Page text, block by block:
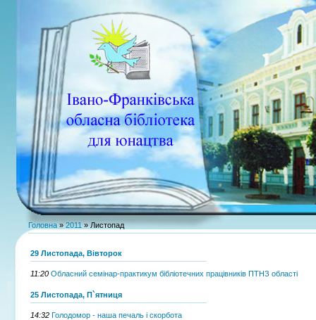
Головна»2011 » Листопад
29 Листопада, Вівторок
11:20 Обласний семінар-практикум бібліотечних працівників ПТНЗ області
25 Листопада, П`ятниця
14:32 Голодомор - наша печаль і скорбота